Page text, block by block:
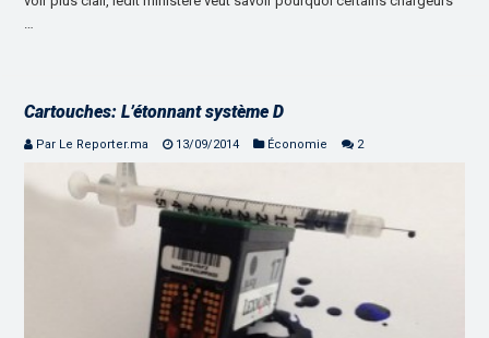
Cartouches: L’étonnant système D
Par Le Reporter.ma 13/09/2014 Économie 2